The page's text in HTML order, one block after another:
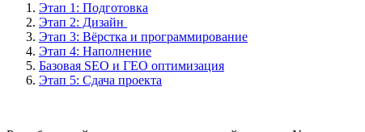
Этап 1: Подготовка
Этап 2: Дизайн
Этап 3: Вёрстка и программирование
Этап 4: Наполнение
Базовая SEO и ГЕО оптимизация
Этап 5: Сдача проекта